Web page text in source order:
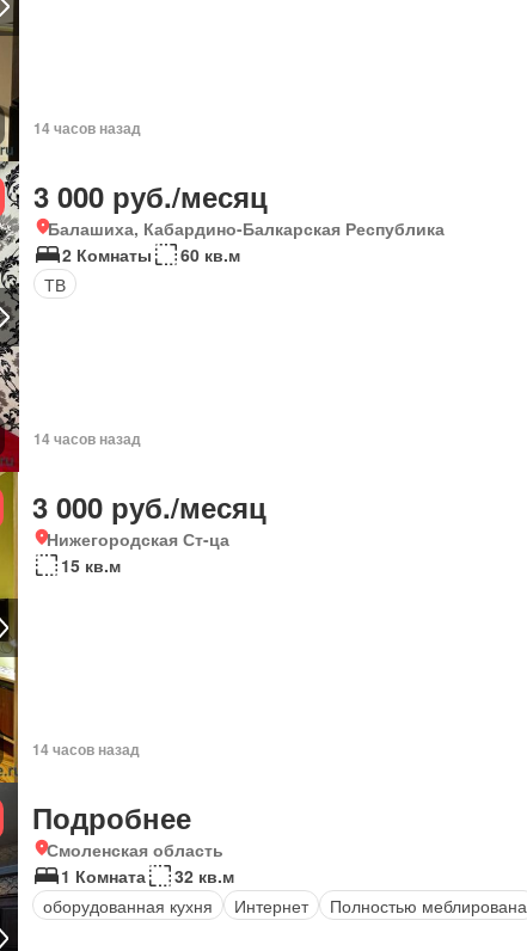
14 часов назад
3 000 руб./месяц
Балашиха, Кабардино-Балкарская Республика
2 Комнаты
60 кв.м
ТВ
14 часов назад
3 000 руб./месяц
Нижегородская Ст-ца
15 кв.м
14 часов назад
Подробнее
Смоленская область
1 Комната
32 кв.м
оборудованная кухня
Интернет Полностью меблирована